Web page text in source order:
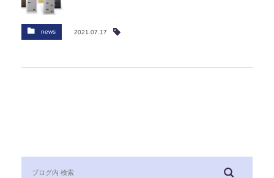
news 2021.07.17